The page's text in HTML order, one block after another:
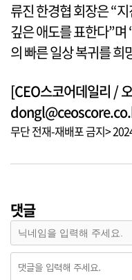
류진 한경협 회장은 “
깊은 애도를 표한다”
의 빠른 일상 복귀를 희
[CEO스코어데일리 /
무단 전재-재배포 금지>
댓글